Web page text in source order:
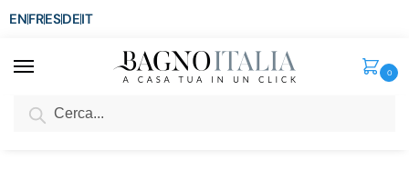
ENFRESDEIT
0
SCONTO del 3%